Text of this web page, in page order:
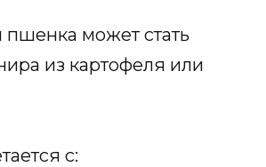
пшенка может стать
из картофеля или
с: